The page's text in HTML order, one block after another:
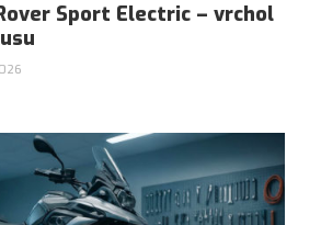
Sport Electric – vrchol